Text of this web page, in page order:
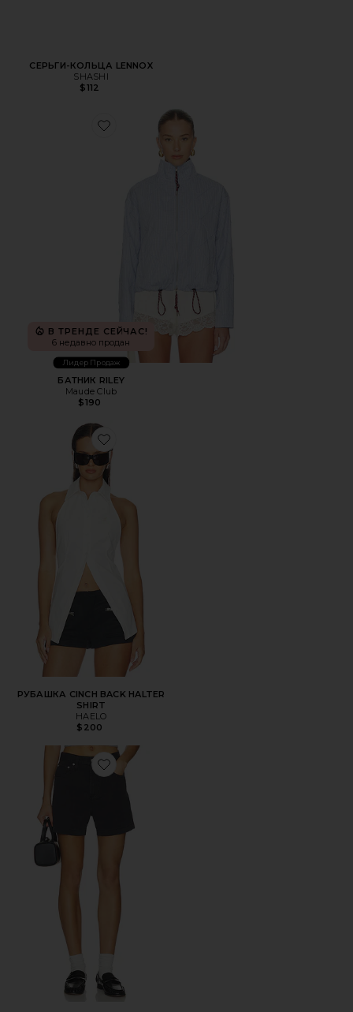
СЕРЬГИ-КОЛЬЦА LENNOX
SHASHI
$112
Favorite БАТНИК RILEY
В ТРЕНДЕ СЕЙЧАС!
6 недавно продан
Лидер Продаж
БАТНИК RILEY
Maude Club
$190
Favorite РУБАШКА CINCH BACK HALTER SHIRT
РУБАШКА CINCH BACK HALTER
SHIRT
HAELO
$200
Favorite ШОРТЫ KIMORA